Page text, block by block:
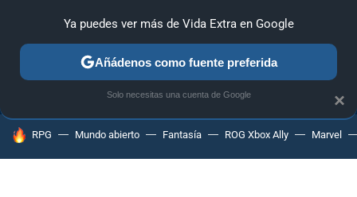
ANÁLISIS GUÍAS Y TRUCOS PC SONY NINTENDO
HOY SE HABLA DE
RPG Mundo abierto Fantasía ROG Xbox Ally Marvel
×
Ya puedes ver más de Vida Extra en Google
Añádenos como fuente preferida
Solo necesitas una cuenta de Google